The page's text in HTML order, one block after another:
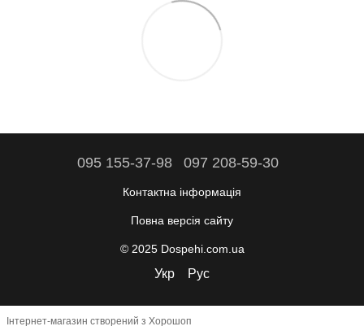
095 155-37-98 097 208-59-30
Контактна інформація
Повна версія сайту
© 2025 Dospehi.com.ua
Укр Рус
Інтернет-магазин створений з Хорошоп